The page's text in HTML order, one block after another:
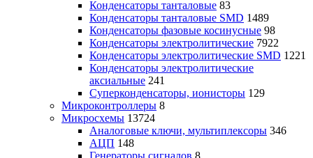
Конденсаторы танталовые 83
Конденсаторы танталовые SMD 1489
Конденсаторы фазовые косинусные 98
Конденсаторы электролитические 7922
Конденсаторы электролитические SMD 1221
Конденсаторы электролитические
аксиальные 241
Суперконденсаторы, ионисторы 129
Микроконтроллеры 8
Микросхемы 13724
Аналоговые ключи, мультиплексоры 346
АЦП 148
Генераторы сигналов 8